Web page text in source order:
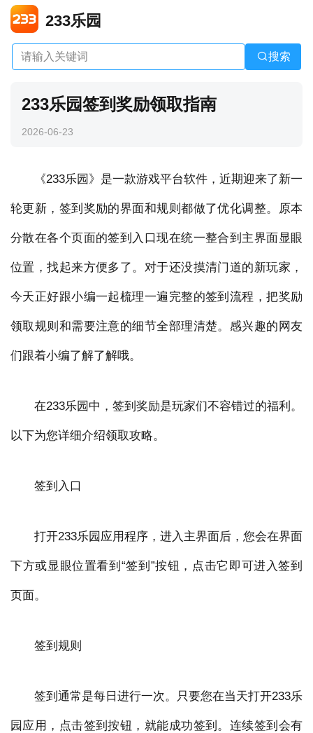
233乐园
搜索
233乐园签到奖励领取指南
2026-06-23
《233乐园》是一款游戏平台软件，近期迎来了新一
轮更新，签到奖励的界面和规则都做了优化调整。原本
分散在各个页面的签到入口现在统一整合到主界面显眼
位置，找起来方便多了。对于还没摸清门道的新玩家，
今天正好跟小编一起梳理一遍完整的签到流程，把奖励
领取规则和需要注意的细节全部理清楚。感兴趣的网友
们跟着小编了解了解哦。
在233乐园中，签到奖励是玩家们不容错过的福利。
以下为您详细介绍领取攻略。
签到入口
打开233乐园应用程序，进入主界面后，您会在界面
下方或显眼位置看到“签到”按钮，点击它即可进入签到
页面。
签到规则
签到通常是每日进行一次。只要您在当天打开233乐
园应用，点击签到按钮，就能成功签到。连续签到会有